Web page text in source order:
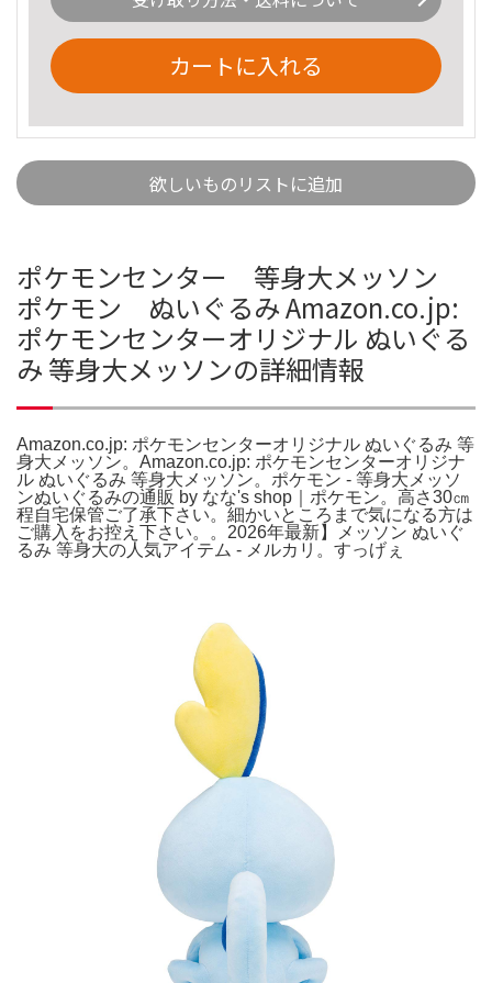
カートに入れる
欲しいものリストに追加
ポケモンセンター 等身大メッソン
ポケモン ぬいぐるみ Amazon.co.jp:
ポケモンセンターオリジナル ぬいぐる
み 等身大メッソンの詳細情報
Amazon.co.jp: ポケモンセンターオリジナル ぬいぐるみ 等
身大メッソン。Amazon.co.jp: ポケモンセンターオリジナ
ル ぬいぐるみ 等身大メッソン。ポケモン - 等身大メッソ
ンぬいぐるみの通販 by なな's shop｜ポケモン。高さ30㎝
程自宅保管ご了承下さい。細かいところまで気になる方は
ご購入をお控え下さい。。2026年最新】メッソン ぬいぐ
るみ 等身大の人気アイテム - メルカリ。すっげぇ